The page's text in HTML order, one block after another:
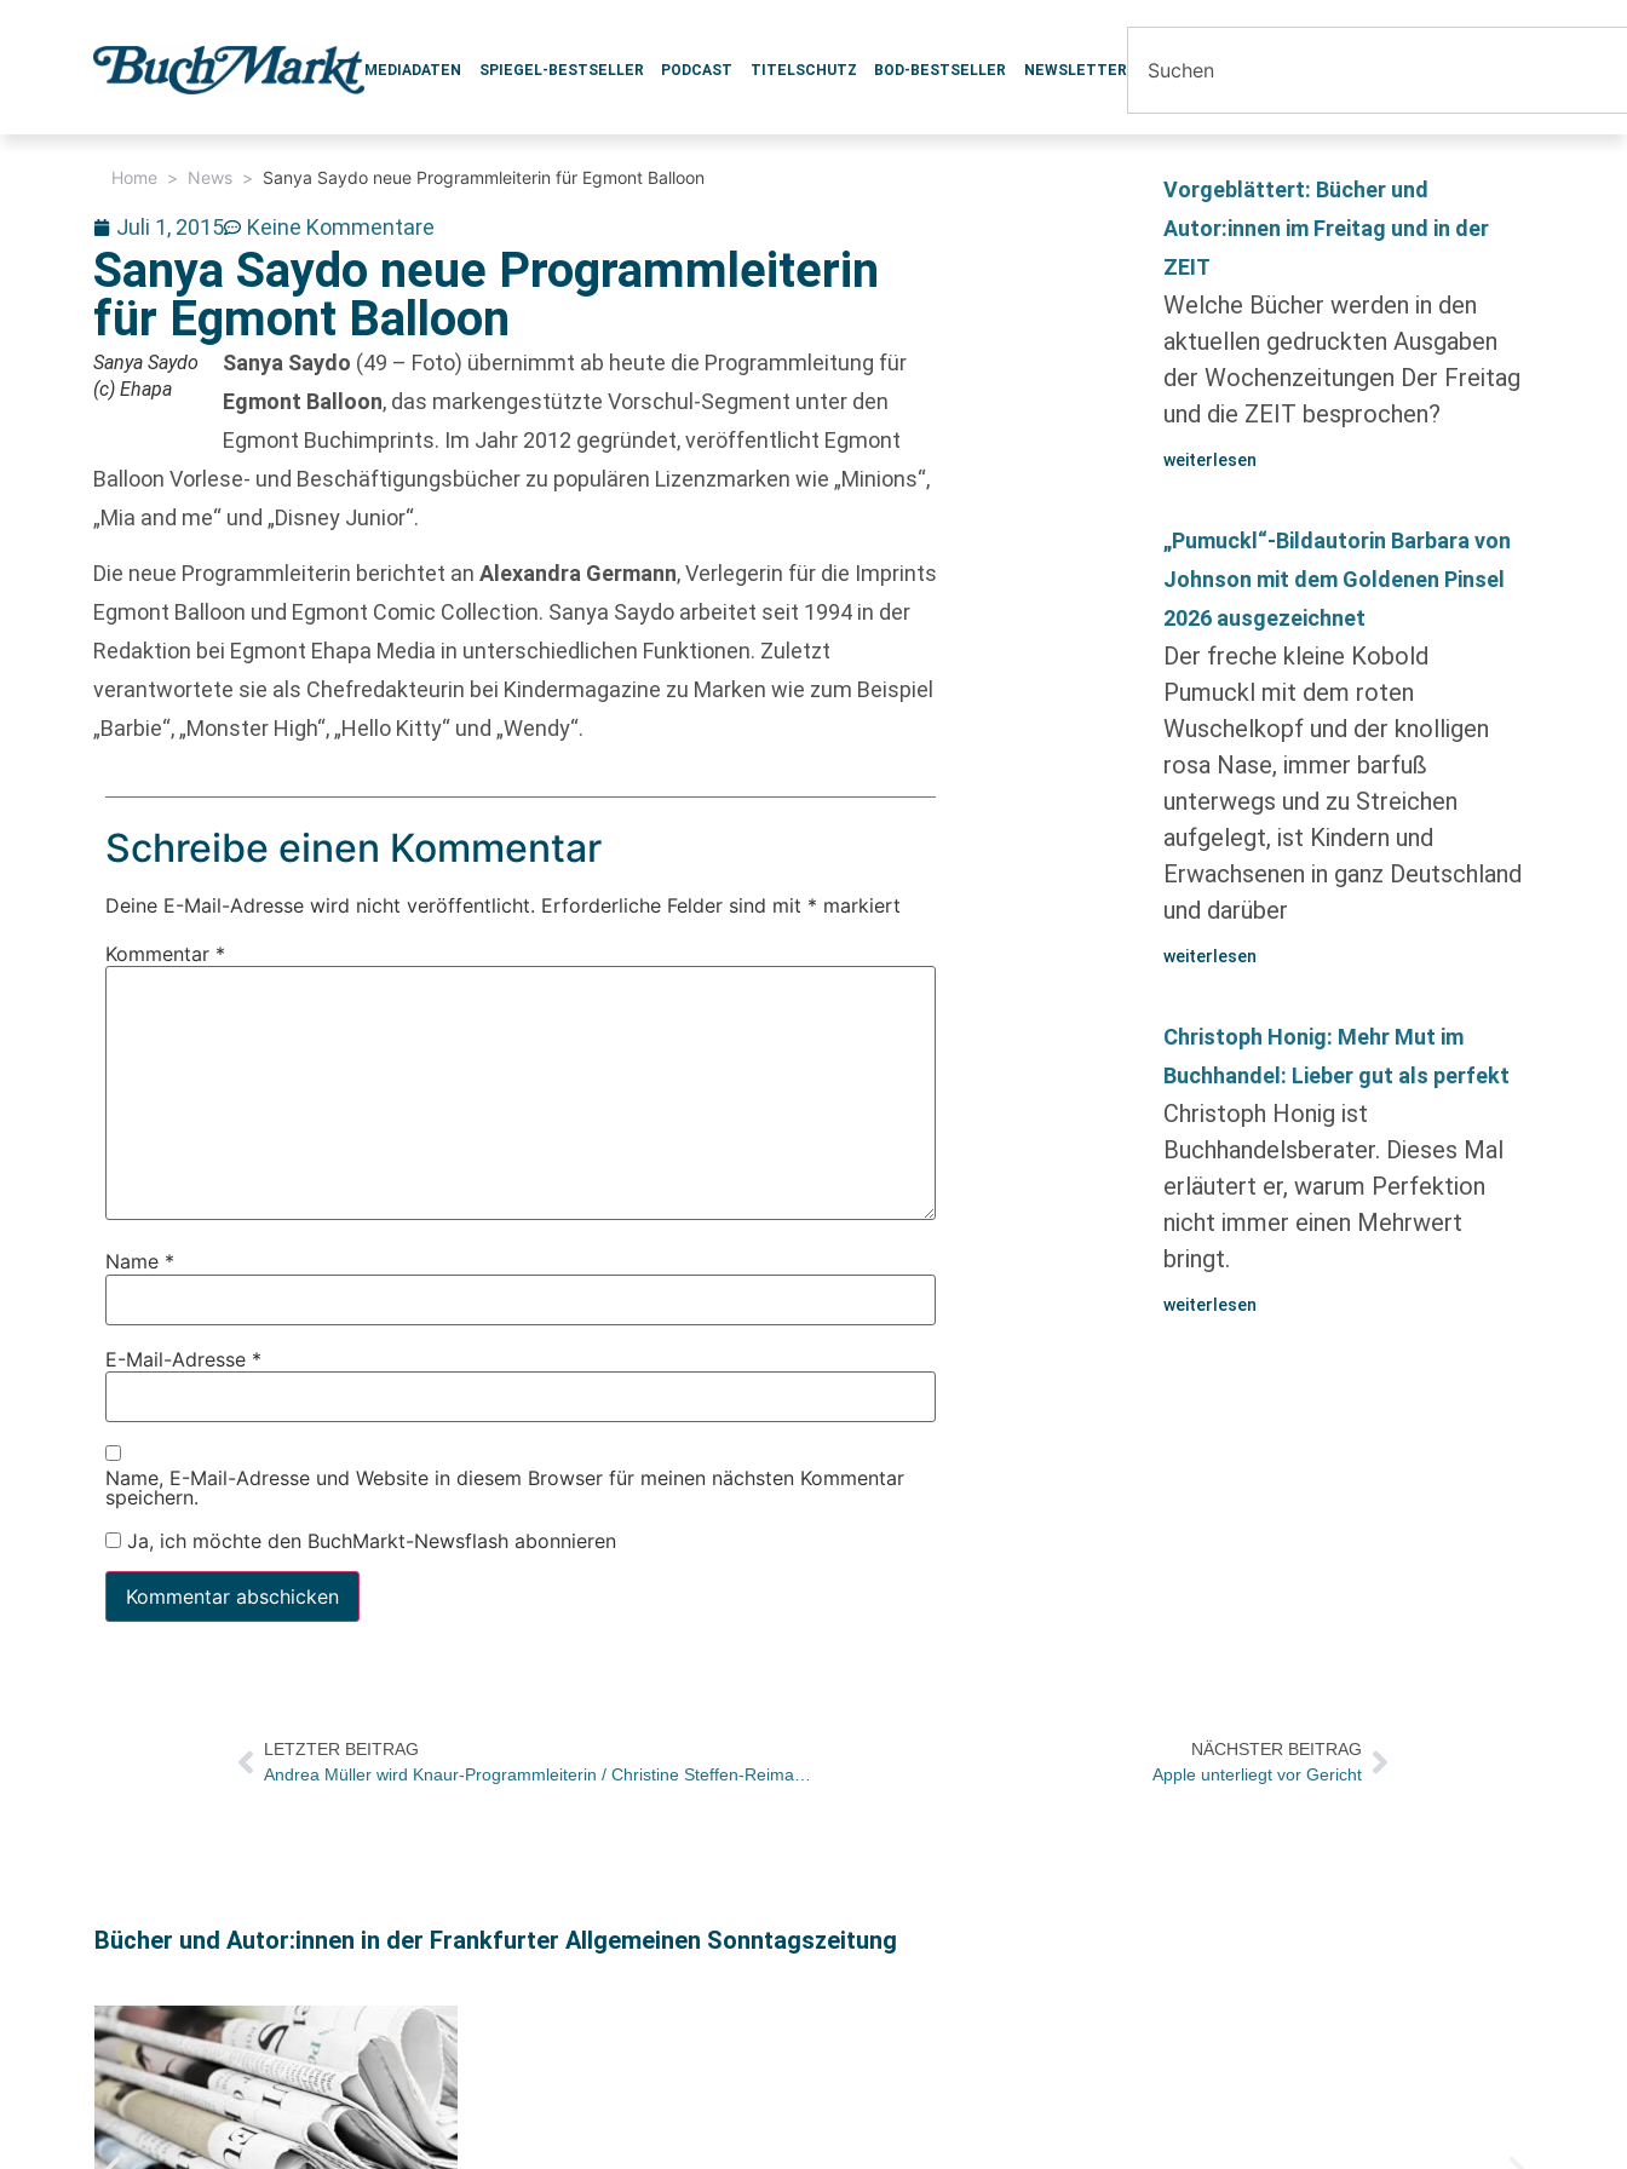
MEDIADATEN SPIEGEL-BESTSELLER PODCAST TITELSCHUTZ BOD-BESTSELLER NEWSLETTER
Home > News > Sanya Saydo neue Programmleiterin für Egmont Balloon
Juli 1, 2015 Keine Kommentare
Sanya Saydo neue Programmleiterin
für Egmont Balloon
Sanya Saydo
(c) Ehapa
Sanya Saydo (49 – Foto) übernimmt ab heute die Programmleitung für
Egmont Balloon, das markengestützte Vorschul-Segment unter den
Egmont Buchimprints. Im Jahr 2012 gegründet, veröffentlicht Egmont
Balloon Vorlese- und Beschäftigungsbücher zu populären Lizenzmarken wie „Minions“,
„Mia and me“ und „Disney Junior“.
Die neue Programmleiterin berichtet anAlexandra Germann, Verlegerin für die Imprints
Egmont Balloon und Egmont Comic Collection. Sanya Saydo arbeitet seit 1994 in der
Redaktion bei Egmont Ehapa Media in unterschiedlichen Funktionen. Zuletzt
verantwortete sie als Chefredakteurin bei Kindermagazine zu Marken wie zum Beispiel
„Barbie“, „Monster High“, „Hello Kitty“ und „Wendy“.
Schreibe einen Kommentar
Deine E-Mail-Adresse wird nicht veröffentlicht. Erforderliche Felder sind mit * markiert
Kommentar *
Name *
E-Mail-Adresse *
Name, E-Mail-Adresse und Website in diesem Browser für meinen nächsten Kommentar
speichern.
Ja, ich möchte den BuchMarkt-Newsflash abonnieren
Vorgeblättert: Bücher und
Autor:innen im Freitag und in der
ZEIT
Welche Bücher werden in den
aktuellen gedruckten Ausgaben
der Wochenzeitungen Der Freitag
und die ZEIT besprochen?
weiterlesen
„Pumuckl“-Bildautorin Barbara von
Johnson mit dem Goldenen Pinsel
2026 ausgezeichnet
Der freche kleine Kobold
Pumuckl mit dem roten
Wuschelkopf und der knolligen
rosa Nase, immer barfuß
unterwegs und zu Streichen
aufgelegt, ist Kindern und
Erwachsenen in ganz Deutschland
und darüber
weiterlesen
Christoph Honig: Mehr Mut im
Buchhandel: Lieber gut als perfekt
Christoph Honig ist
Buchhandelsberater. Dieses Mal
erläutert er, warum Perfektion
nicht immer einen Mehrwert
bringt.
weiterlesen
LETZTER BEITRAG
NÄCHSTER BEITRAG
Apple unterliegt vor Gericht
Bücher und Autor:innen in der Frankfurter Allgemeinen Sonntagszeitung